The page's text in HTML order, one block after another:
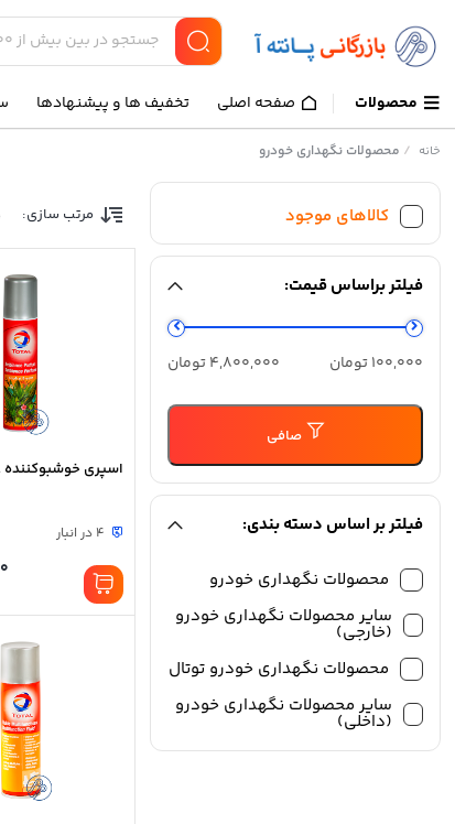
محصولات صفحه اصلی تخفیف ها و پیشنهادها
خانه / محصولات نگهداری خودرو
کالاهای موجود
فیلتر براساس قیمت:
حداقل
قیمت
حداكثر
قيمت
صافی
100,000 تومان 4,800,000 تومان
فیلتر بر اساس دسته بندی:
محصولات نگهداری خودرو
سایر محصولات نگهداری خودرو
(خارجی)
محصولات نگهداری خودرو توتال
سایر محصولات نگهداری خودرو
(داخلی)
مرتب سازی:
اسپری خوشبوکننده TOTAL
4 در انبار